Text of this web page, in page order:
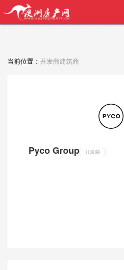
买家中介VIP服务
当前位置： 开发商建筑商
Pyco Group 开发商